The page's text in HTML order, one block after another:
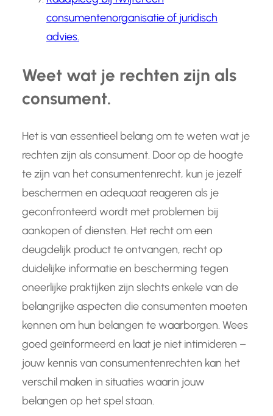
consumentenorganisatie of juridisch
advies.
Weet wat je rechten zijn als
consument.
Het is van essentieel belang om te weten wat je
rechten zijn als consument. Door op de hoogte
te zijn van het consumentenrecht, kun je jezelf
beschermen en adequaat reageren als je
geconfronteerd wordt met problemen bij
aankopen of diensten. Het recht om een
deugdelijk product te ontvangen, recht op
duidelijke informatie en bescherming tegen
oneerlijke praktijken zijn slechts enkele van de
belangrijke aspecten die consumenten moeten
kennen om hun belangen te waarborgen. Wees
goed geïnformeerd en laat je niet intimideren –
jouw kennis van consumentenrechten kan het
verschil maken in situaties waarin jouw
belangen op het spel staan.